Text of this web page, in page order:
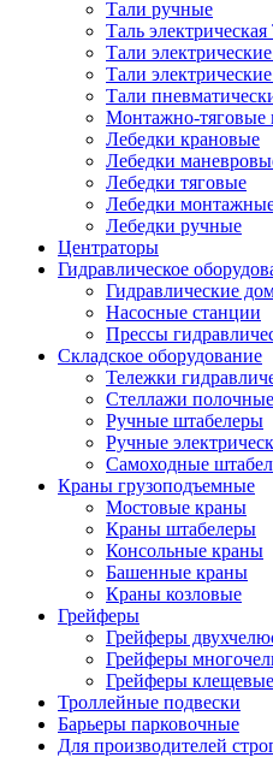
Тали ручные
Таль
Тали
Тали
Тали
Монтажно-тяговые
Лебедки крановые
Лебедки
Лебедки тяговые
Лебедки
Лебедки ручные
Центраторы
Гидравлическое
Гидравлические
Насосные станции
Прессы
Складское оборудование
Тележки
Cтеллажи полочные
Ручные штабелеры
Ручные
Самоходные
Краны грузоподъемные
Мостовые краны
Краны штабелеры
Консольные краны
Башенные краны
Краны козловые
Грейферы
Грейферы
Грейферы
Грейферы клещевые
Троллейные подвески
Барьеры парковочные
Для производителей